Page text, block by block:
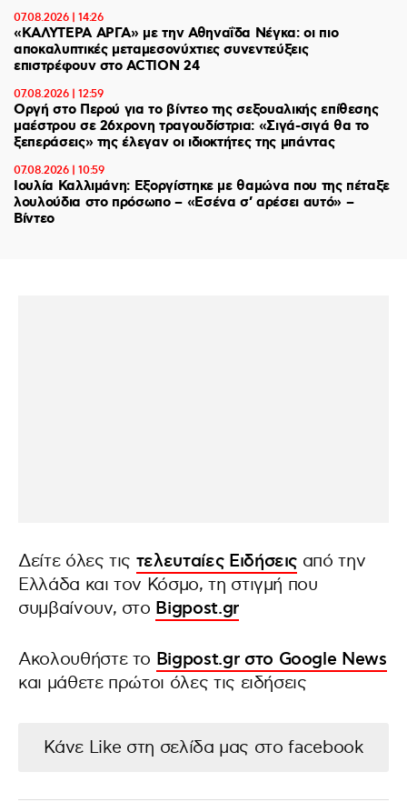
07.08.2026 | 14:26
«ΚΑΛΥΤΕΡΑ ΑΡΓΑ» με την Αθηναΐδα Νέγκα: οι πιο
αποκαλυπτικές μεταμεσονύχτιες συνεντεύξεις
επιστρέφουν στο ACTION 24
07.08.2026 | 12:59
Οργή στο Περού για το βίντεο της σεξουαλικής επίθεσης
μαέστρου σε 26χρονη τραγουδίστρια: «Σιγά-σιγά θα το
ξεπεράσεις» της έλεγαν οι ιδιοκτήτες της μπάντας
07.08.2026 | 10:59
Ιουλία Καλλιμάνη: Εξοργίστηκε με θαμώνα που της πέταξε
λουλούδια στο πρόσωπο – «Εσένα σ’ αρέσει αυτό» –
Βίντεο
Δείτε όλες τις τελευταίες Ειδήσεις από την
Ελλάδα και τον Κόσμο, τη στιγμή που
συμβαίνουν, στο Bigpost.gr
Ακολουθήστε το Bigpost.gr στο Google News
και μάθετε πρώτοι όλες τις ειδήσεις
Κάνε Like στη σελίδα μας στο facebook